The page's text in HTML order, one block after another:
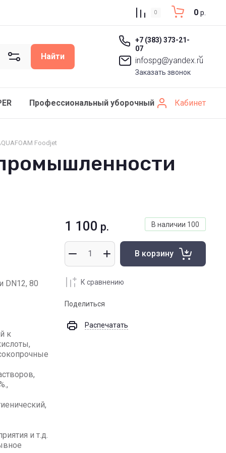
0 0 р.
Найти
+7 (383) 373-21-
07
infospg@yandex.ru
Заказать звонок
Профессиональный уборочный инвентарь
Кабинет
Foodjet
DN12, 80
к
и т.д.
В наличии 100
1 100 р.
В корзину
К сравнению
Поделиться
Распечатать